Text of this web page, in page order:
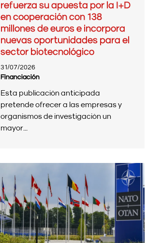
refuerza su apuesta por la I+D
en cooperación con 138
millones de euros e incorpora
nuevas oportunidades para el
sector biotecnológico
31/07/2026
Financiación
Esta publicación anticipada
pretende ofrecer a las empresas y
organismos de investigación un
mayor...